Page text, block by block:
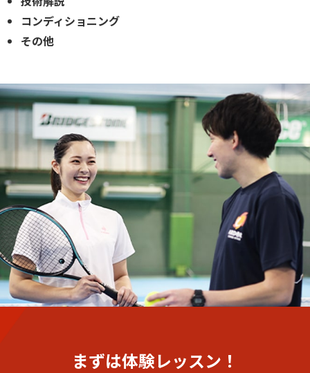
コンディショニング
その他
まずは体験レッスン！